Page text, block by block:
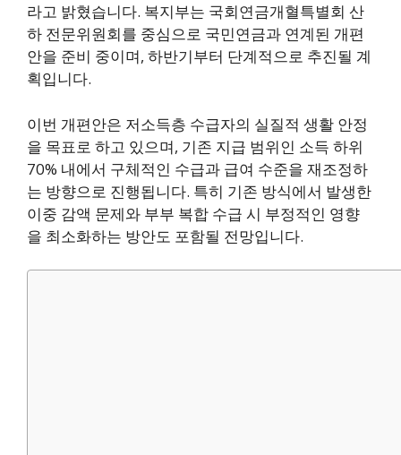
라고 밝혔습니다. 복지부는 국회연금개혈특별회 산
하 전문위원회를 중심으로 국민연금과 연계된 개편
안을 준비 중이며, 하반기부터 단계적으로 추진될 계
획입니다.
이번 개편안은 저소득층 수급자의 실질적 생활 안정
을 목표로 하고 있으며, 기존 지급 범위인 소득 하위
70% 내에서 구체적인 수급과 급여 수준을 재조정하
는 방향으로 진행됩니다. 특히 기존 방식에서 발생한
이중 감액 문제와 부부 복합 수급 시 부정적인 영향
을 최소화하는 방안도 포함될 전망입니다.